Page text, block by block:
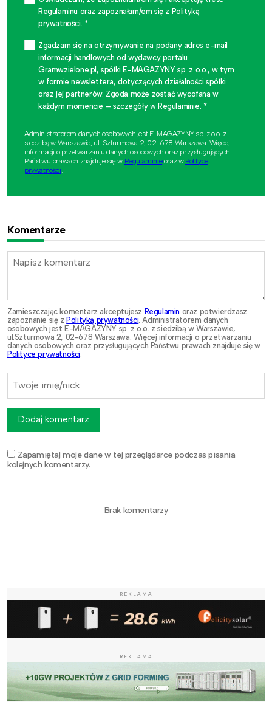
Regulaminu oraz zapoznałam/em się z Polityką
prywatności. *
Zgadzam się na otrzymywanie na podany adres e-mail
informacji handlowych od wydawcy portalu
Gramwzielone.pl, spółki E-MAGAZYNY sp. z o.o., w tym
w formie newslettera, dotyczących działalności spółki
oraz jej partnerów. Zgoda może zostać wycofana w
każdym momencie – szczegóły w Regulaminie. *
Administratorem danych osobowych jest E-MAGAZYNY sp. z o.o. z
siedzibą w Warszawie, ul. Szturmowa 2, 02-678 Warszawa. Więcej
informacji o przetwarzaniu danych osobowych oraz przysługujących
Państwu prawach znajduje się w Regulaminieoraz w Polityce
prywatności.
Komentarze
Zamieszczając komentarz akceptujesz Regulamin oraz potwierdzasz
zapoznanie się z Polityką prywatności . Administratorem danych
osobowych jest E-MAGAZYNY sp. z o.o. z siedzibą w Warszawie,
ul.Szturmowa 2, 02-678 Warszawa. Więcej informacji o przetwarzaniu
danych osobowych oraz przysługujących Państwu prawach znajduje się w
Polityce prywatności
Zapamiętaj moje dane w tej przeglądarce podczas pisania
kolejnych komentarzy.
Dodaj komentarz
Brak komentarzy
REKLAMA
REKLAMA